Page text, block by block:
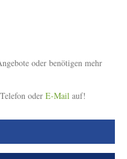
oder benötigen mehr
oder E-Mail auf!